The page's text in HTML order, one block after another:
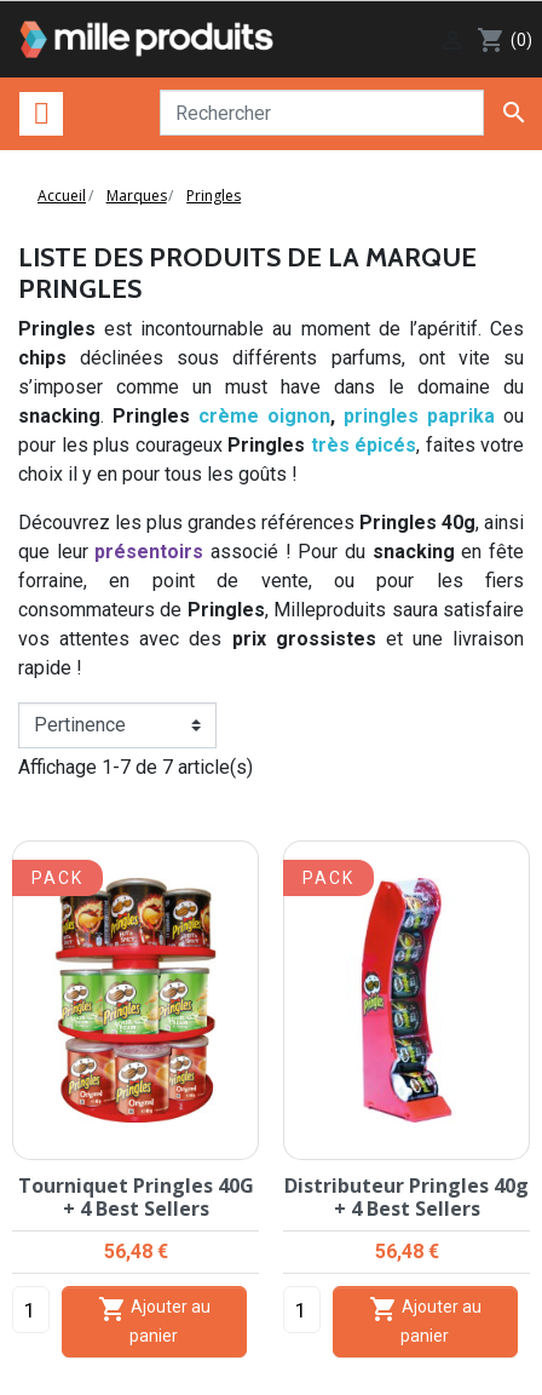
shopping_cart (0)

Accueil Marques Pringles
LISTE DES PRODUITS DE LA MARQUE
PRINGLES
Pringles est incontournable au moment de l’apéritif. Ces
chips déclinées sous différents parfums, ont vite su
s’imposer comme un must have dans le domaine du
snacking. Pringles crème oignon, pringles paprika ou
pour les plus courageuxPringles très épicés, faites votre
choix il y en pour tous les goûts !
Découvrez les plus grandes références Pringles 40g, ainsi
que leur présentoirs associé ! Pour du snacking en fête
forraine, en point de vente, ou pour les fiers
consommateurs de Pringles, Milleproduits saura satisfaire
vos attentes avec des prix grossistes et une livraison
rapide !
Affichage 1-7 de 7 article(s)
Tourniquet Pringles 40G
+ 4 Best Sellers
Prix
56,48 €

panier
PACK
Distributeur Pringles 40g
+ 4 Best Sellers
Prix
56,48 €

panier
PACK